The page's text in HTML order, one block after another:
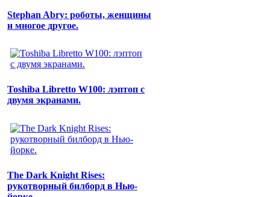
Stephan Abry: роботы, женщины
и многое другое.
Toshiba Libretto W100: лэптоп с
двумя экранами.
The Dark Knight Rises:
рукотворный билборд в Нью-